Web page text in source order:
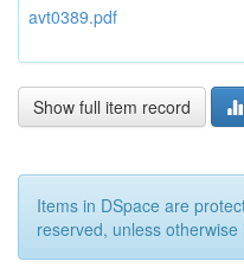
avt0389.pdf
Show full item record
Items in DSpace are
reserved, unless otherwise